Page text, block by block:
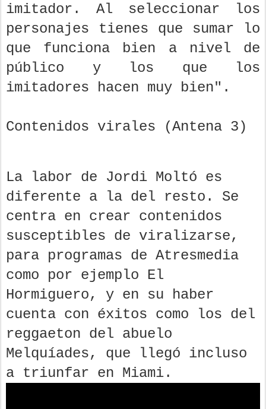
imitador. Al seleccionar los
personajes tienes que sumar lo
que funciona bien a nivel de
público y los que los
imitadores hacen muy bien".
Contenidos virales (Antena 3)
La labor de Jordi Moltó es
diferente a la del resto. Se
centra en crear contenidos
susceptibles de viralizarse,
para programas de Atresmedia
como por ejemplo El
Hormiguero, y en su haber
cuenta con éxitos como los del
reggaeton del abuelo
Melquíades, que llegó incluso
a triunfar en Miami.